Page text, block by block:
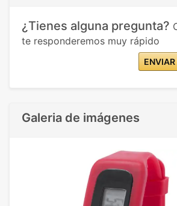
¿Tienes alguna pregunta?
te responderemos muy rápido
ENVIAR
Galeria de imágenes